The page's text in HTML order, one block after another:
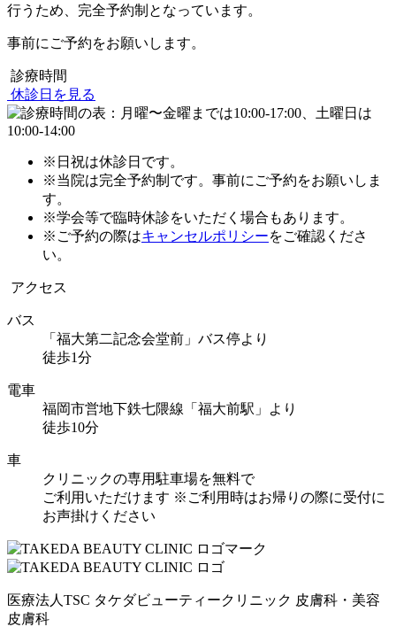
行うため、完全予約制となっています。
事前にご予約をお願いします。
診療時間
休診日を見る
※日祝は休診日です。
※当院は完全予約制です。事前にご予約をお願いしま
す。
※学会等で臨時休診をいただく場合もあります。
※ご予約の際はキャンセルポリシーをご確認くださ
い。
アクセス
バス
「福大第二記念会堂前」バス停より
徒歩1分
電車
福岡市営地下鉄七隈線「福大前駅」より
徒歩10分
車
クリニックの専用駐車場を無料で
ご利用いただけます ※ご利用時はお帰りの際に受付に
お声掛けください
医療法人TSC タケダビューティークリニック 皮膚科・美容
皮膚科